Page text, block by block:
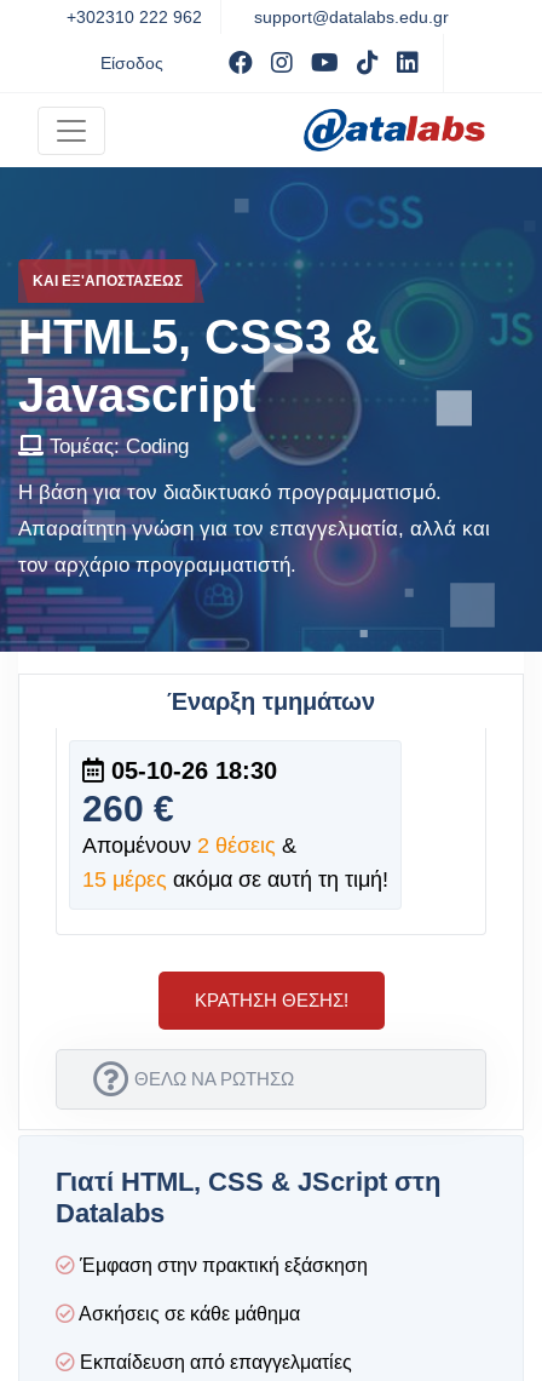
+302310 222 962 support@datalabs.edu.gr
Είσοδος Visit facebook
Visit instagram
Visit youtube
Visit tiktok
ΚΑΙ ΕΞ'ΑΠΟΣΤΆΣΕΩΣ
HTML5, CSS3 &
Javascript
Τομέας:Coding
Η βάση για τον διαδικτυακό προγραμματισμό.
Απαραίτητη γνώση για τον επαγγελματία, αλλά και
τον αρχάριο προγραμματιστή.
Έναρξη τμημάτων
05-10-26 18:30
260 €
Απομένουν 2 θέσεις &
15 μέρες ακόμα σε αυτή τη τιμή!
ΚΡΆΤΗΣΗ ΘΈΣΗΣ!
ΘΕΛΩ ΝΑ ΡΩΤΗΣΩ
Γιατί HTML, CSS & JScript στη
Datalabs
Έμφαση στην πρακτική εξάσκηση
Ασκήσεις σε κάθε μάθημα
Εκπαίδευση από επαγγελματίες